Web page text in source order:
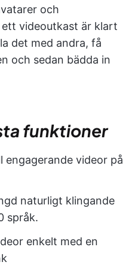
och
videoutkast är klart
det med andra, få
och sedan bädda in
funktioner
engagerande videor på
naturligt klingande
språk.
enkelt med en